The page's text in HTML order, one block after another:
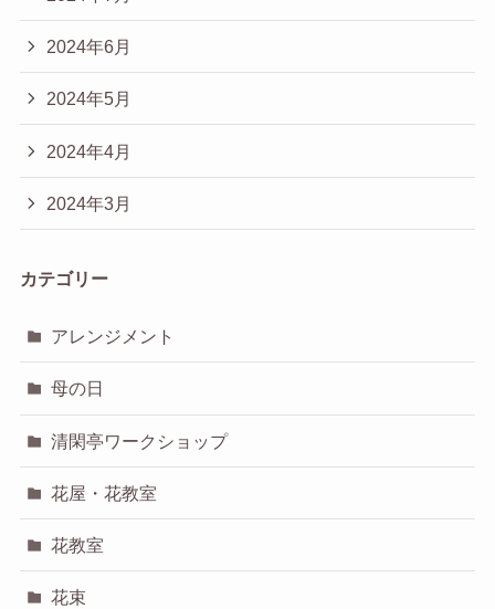
2024年6月
2024年5月
2024年4月
2024年3月
カテゴリー
アレンジメント
母の日
清閑亭ワークショップ
花屋・花教室
花教室
花束